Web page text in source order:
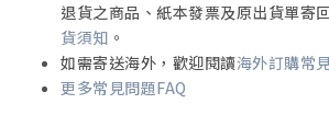
退貨之商品、紙本發票及原出貨單寄
貨須知 。
如需寄送海外，歡迎閱讀海外訂購常
更多常見問題FAQ